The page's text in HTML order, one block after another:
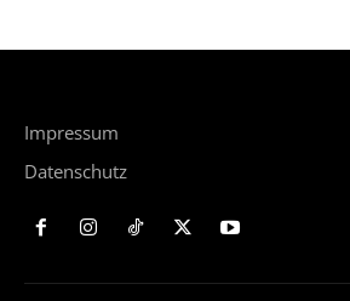
Impressum
Datenschutz